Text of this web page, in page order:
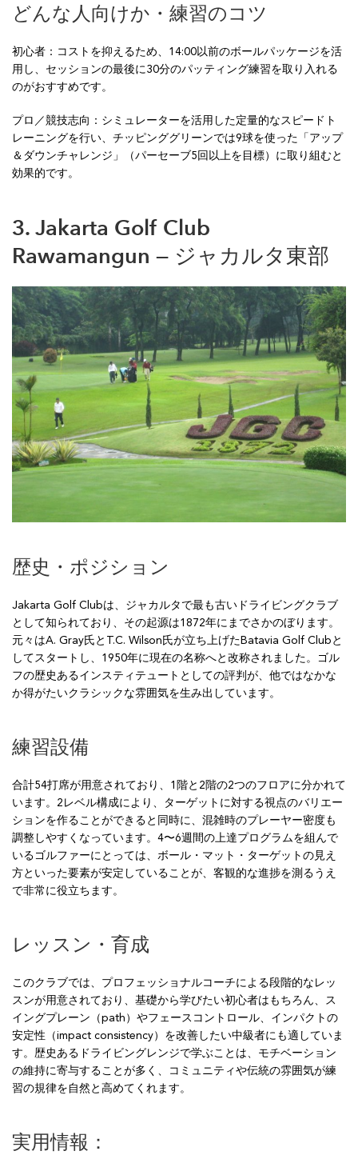
どんな人向けか・練習のコツ
初心者：コストを抑えるため、14:00以前のボールパッケージを活
用し、セッションの最後に30分のパッティング練習を取り入れる
のがおすすめです。
プロ／競技志向：シミュレーターを活用した定量的なスピードト
レーニングを行い、チッピンググリーンでは9球を使った「アップ
＆ダウンチャレンジ」（パーセーブ5回以上を目標）に取り組むと
効果的です。
3. Jakarta Golf Club
Rawamangun — ジャカルタ東部
歴史・ポジション
Jakarta Golf Clubは、ジャカルタで最も古いドライビングクラブ
として知られており、その起源は1872年にまでさかのぼります。
元々はA. Gray氏とT.C. Wilson氏が立ち上げたBatavia Golf Clubと
してスタートし、1950年に現在の名称へと改称されました。ゴル
フの歴史あるインスティテュートとしての評判が、他ではなかな
か得がたいクラシックな雰囲気を生み出しています。
練習設備
合計54打席が用意されており、1階と2階の2つのフロアに分かれて
います。2レベル構成により、ターゲットに対する視点のバリエー
ションを作ることができると同時に、混雑時のプレーヤー密度も
調整しやすくなっています。4〜6週間の上達プログラムを組んで
いるゴルファーにとっては、ボール・マット・ターゲットの見え
方といった要素が安定していることが、客観的な進捗を測るうえ
で非常に役立ちます。
レッスン・育成
このクラブでは、プロフェッショナルコーチによる段階的なレッ
スンが用意されており、基礎から学びたい初心者はもちろん、ス
イングプレーン（path）やフェースコントロール、インパクトの
安定性（impact consistency）を改善したい中級者にも適していま
す。歴史あるドライビングレンジで学ぶことは、モチベーション
の維持に寄与することが多く、コミュニティや伝統の雰囲気が練
習の規律を自然と高めてくれます。
実用情報：